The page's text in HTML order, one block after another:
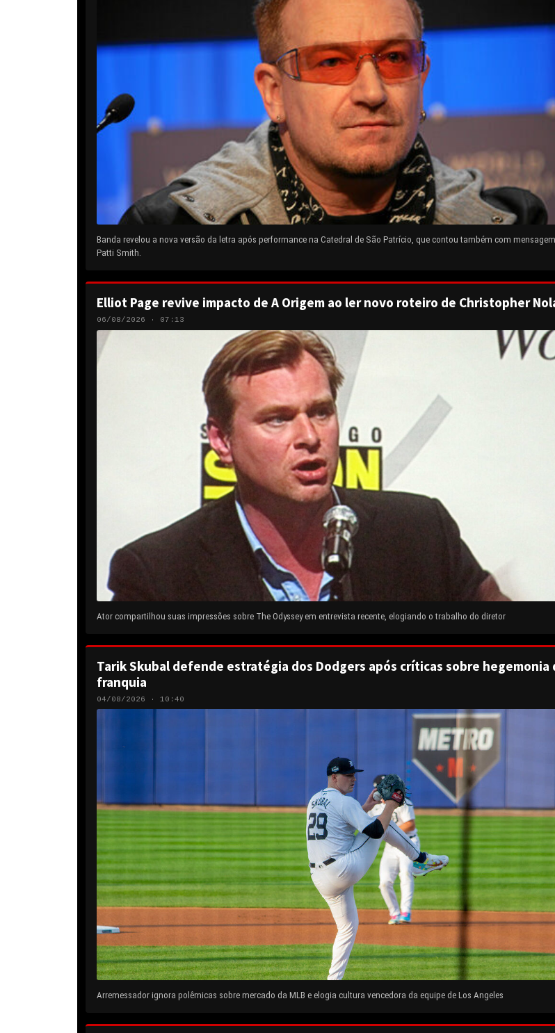
Banda revelou a nova versão da letra após performance na Catedral de São Patrício, que contou também com
Patti Smith.
Elliot Page revive impacto de A Origem ao ler novo roteiro de Christopher
06/08/2026 · 07:13
Ator compartilhou suas impressões sobre The Odyssey em entrevista recente, elogiando o trabalho do diretor
Tarik Skubal defende estratégia dos Dodgers após críticas sobre hegemonia
franquia
04/08/2026 · 10:40
Arremessador ignora polêmicas sobre mercado da MLB e elogia cultura vencedora da equipe de Los Angeles